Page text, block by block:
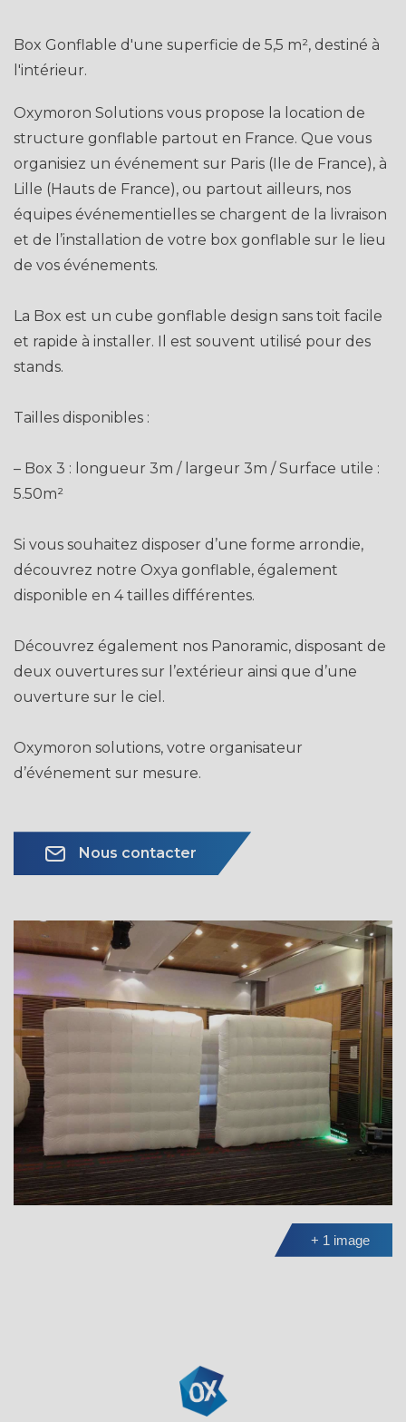
Box Gonflable d'une superficie de 5,5 m², destiné à
l'intérieur.
Oxymoron Solutions vous propose la location de
structure gonflable partout en France. Que vous
organisiez un événement sur Paris (Ile de France), à
Lille (Hauts de France), ou partout ailleurs, nos
équipes événementielles se chargent de la livraison
et de l’installation de votre box gonflable sur le lieu
de vos événements.
La Box est un cube gonflable design sans toit facile
et rapide à installer. Il est souvent utilisé pour des
stands.
Tailles disponibles :
– Box 3 : longueur 3m / largeur 3m / Surface utile :
5.50m²
Si vous souhaitez disposer d’une forme arrondie,
découvrez notre Oxya gonflable, également
disponible en 4 tailles différentes.
Découvrez également nos Panoramic, disposant de
deux ouvertures sur l’extérieur ainsi que d’une
ouverture sur le ciel.
Oxymoron solutions, votre organisateur
d’événement sur mesure.
Nous contacter
+ 1 image